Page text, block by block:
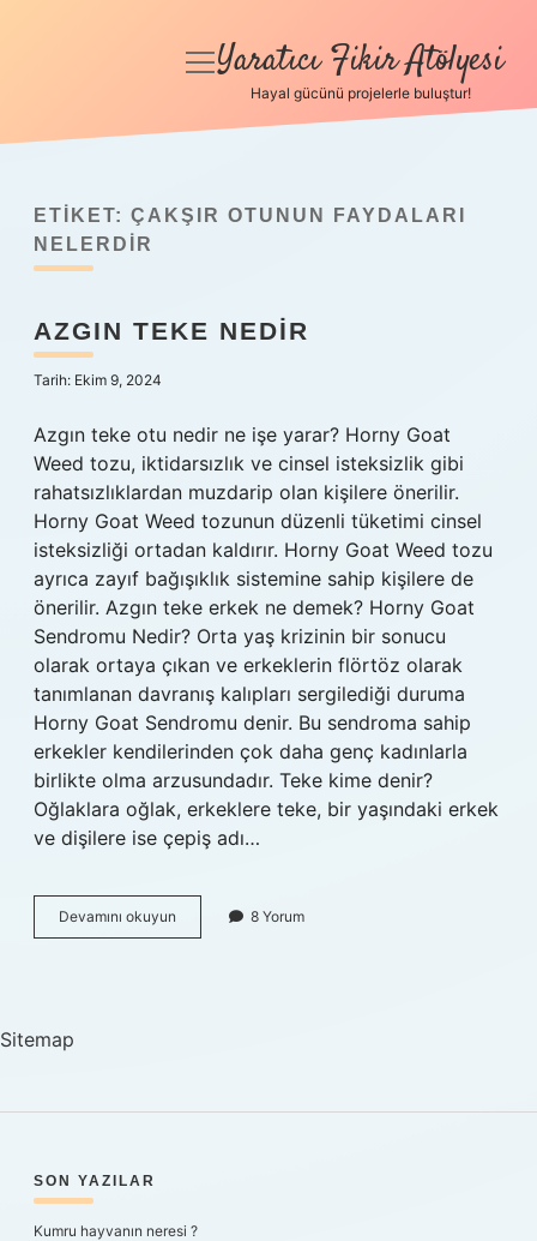
Anasayfa
Yasal Uyarı
menüyü
Yaratıcı Fikir Atölyesi
Hayal gücünü projelerle buluştur!
ETIKET: ÇAKŞIR OTUNUN FAYDALARI
NELERDIR
AZGIN TEKE NEDIR
Tarih: Ekim 9, 2024
Azgın teke otu nedir ne işe yarar? Horny Goat
Weed tozu, iktidarsızlık ve cinsel isteksizlik gibi
rahatsızlıklardan muzdarip olan kişilere önerilir.
Horny Goat Weed tozunun düzenli tüketimi cinsel
isteksizliği ortadan kaldırır. Horny Goat Weed tozu
ayrıca zayıf bağışıklık sistemine sahip kişilere de
önerilir. Azgın teke erkek ne demek? Horny Goat
Sendromu Nedir? Orta yaş krizinin bir sonucu
olarak ortaya çıkan ve erkeklerin flörtöz olarak
tanımlanan davranış kalıpları sergilediği duruma
Horny Goat Sendromu denir. Bu sendroma sahip
erkekler kendilerinden çok daha genç kadınlarla
birlikte olma arzusundadır. Teke kime denir?
Oğlaklara oğlak, erkeklere teke, bir yaşındaki erkek
ve dişilere ise çepiş adı…
Devamını okuyun
Teke
8 Yorum
Sitemap
SIDEBAR
SON YAZILAR
Kumru hayvanın neresi ?